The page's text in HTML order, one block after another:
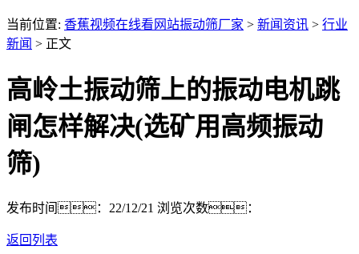
当前位置: 香蕉视频在线看网站振动筛厂家 > 新闻资讯 > 行业
新闻 > 正文
高岭土振动筛上的振动电机跳
闸怎样解决(选矿用高频振动
筛)
发布时间：22/12/21 浏览次数：
返回列表